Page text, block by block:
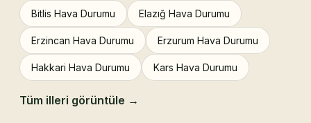
Bitlis Hava Durumu Elazığ Hava Durumu
Erzincan Hava Durumu Erzurum Hava Durumu
Hakkari Hava Durumu Kars Hava Durumu
Tüm illeri görüntüle →